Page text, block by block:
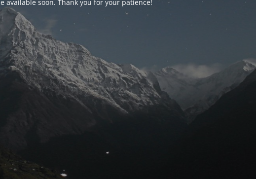
available soon. Thank you for your patience!